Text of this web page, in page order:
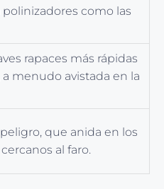
polinizadores como las
rapaces más rápidas
menudo avistada en la
que anida en los
al faro.